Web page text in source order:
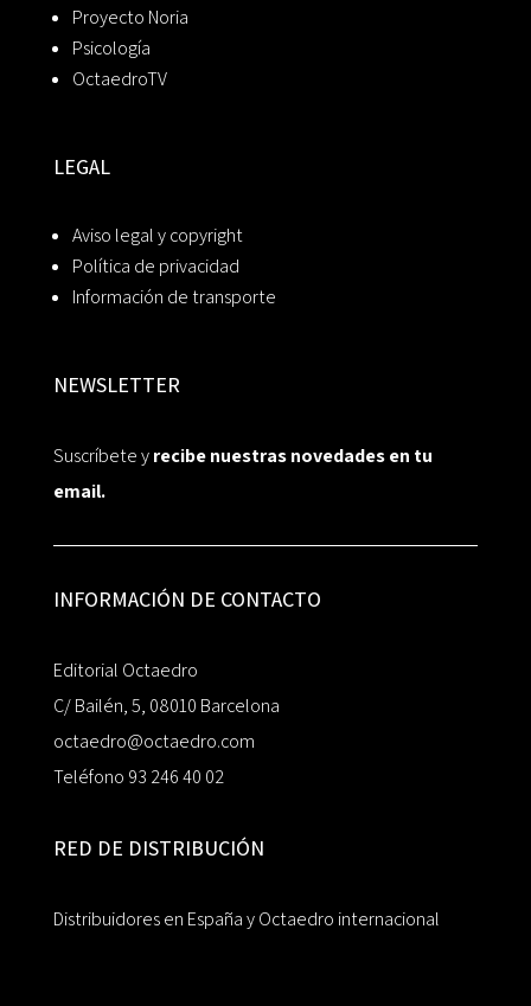
Proyecto Noria
Psicología
OctaedroTV
LEGAL
Aviso legal y copyright
Política de privacidad
Información de transporte
NEWSLETTER
Suscríbete yrecibe nuestras novedades en tu
email.
INFORMACIÓN DE CONTACTO
Editorial Octaedro
C/ Bailén, 5, 08010 Barcelona
octaedro@octaedro.com
Teléfono 93 246 40 02
RED DE DISTRIBUCIÓN
Distribuidores en España y Octaedro internacional